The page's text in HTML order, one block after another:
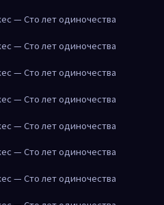
— Сто лет одиночества
— Сто лет одиночества
— Сто лет одиночества
— Сто лет одиночества
— Сто лет одиночества
— Сто лет одиночества
— Сто лет одиночества